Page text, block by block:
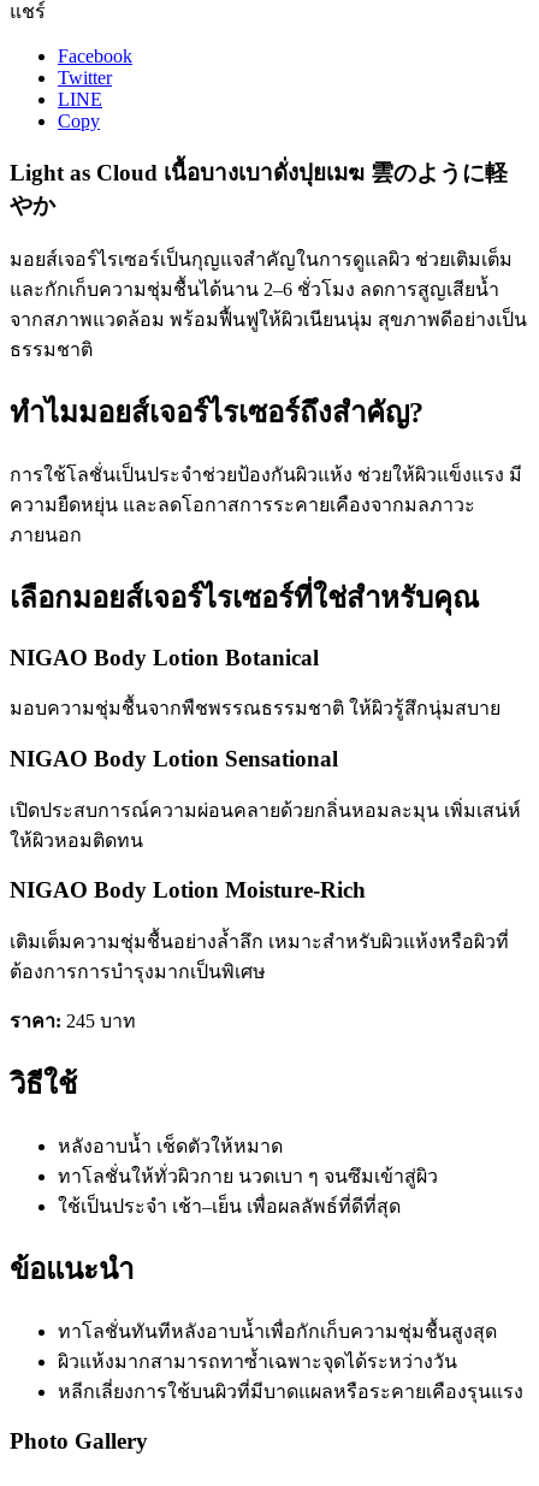
แชร์
Facebook
Twitter
LINE
Copy
Light as Cloud เนื้อบางเบาดั่งปุยเมฆ 雲のように軽
やか
มอยส์เจอร์ไรเซอร์เป็นกุญแจสำคัญในการดูแลผิว ช่วยเติมเต็ม
และกักเก็บความชุ่มชื้นได้นาน 2–6 ชั่วโมง ลดการสูญเสียน้ำ
จากสภาพแวดล้อม พร้อมฟื้นฟูให้ผิวเนียนนุ่ม สุขภาพดีอย่างเป็น
ธรรมชาติ
ทำไมมอยส์เจอร์ไรเซอร์ถึงสำคัญ?
การใช้โลชั่นเป็นประจำช่วยป้องกันผิวแห้ง ช่วยให้ผิวแข็งแรง มี
ความยืดหยุ่น และลดโอกาสการระคายเคืองจากมลภาวะ
ภายนอก
เลือกมอยส์เจอร์ไรเซอร์ที่ใช่สำหรับคุณ
NIGAO Body Lotion Botanical
มอบความชุ่มชื้นจากพืชพรรณธรรมชาติ ให้ผิวรู้สึกนุ่มสบาย
NIGAO Body Lotion Sensational
เปิดประสบการณ์ความผ่อนคลายด้วยกลิ่นหอมละมุน เพิ่มเสน่ห์
ให้ผิวหอมติดทน
NIGAO Body Lotion Moisture-Rich
เติมเต็มความชุ่มชื้นอย่างล้ำลึก เหมาะสำหรับผิวแห้งหรือผิวที่
ต้องการการบำรุงมากเป็นพิเศษ
ราคา: 245 บาท
วิธีใช้
หลังอาบน้ำ เช็ดตัวให้หมาด
ทาโลชั่นให้ทั่วผิวกาย นวดเบา ๆ จนซึมเข้าสู่ผิว
ใช้เป็นประจำ เช้า–เย็น เพื่อผลลัพธ์ที่ดีที่สุด
ข้อแนะนำ
ทาโลชั่นทันทีหลังอาบน้ำเพื่อกักเก็บความชุ่มชื้นสูงสุด
ผิวแห้งมากสามารถทาซ้ำเฉพาะจุดได้ระหว่างวัน
หลีกเลี่ยงการใช้บนผิวที่มีบาดแผลหรือระคายเคืองรุนแรง
Photo Gallery